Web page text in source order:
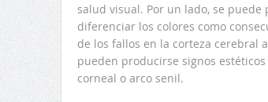
salud visual. Por un lado, se
diferenciar los colores como
de los fallos en la corteza cerebral
pueden producirse signos
corneal o arco senil.